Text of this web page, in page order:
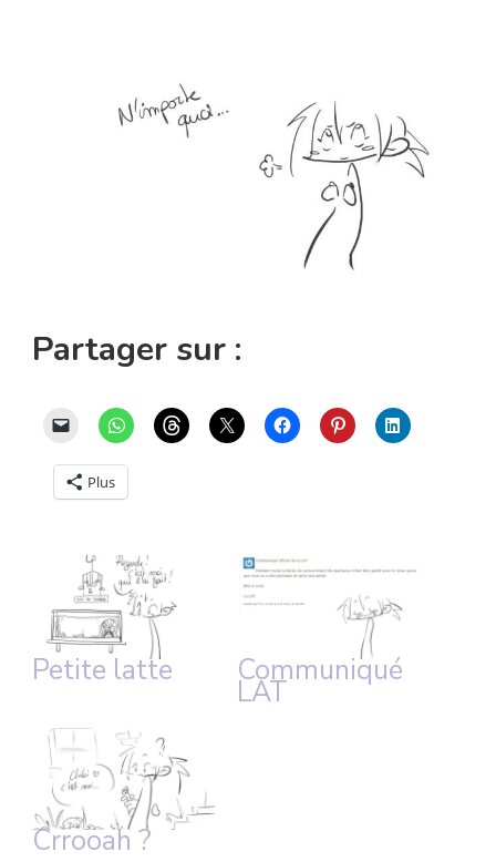
Partager sur :
Plus
Petite latte Communiqué
LAT
Crrooah ?